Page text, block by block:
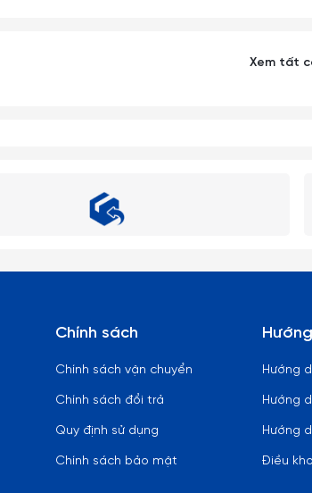
Xem tất
Chính sách
Chính sách vận chuyển
Chính sách đổi trả
Quy định sử dụng
Chính sách bảo mật
Hướng
Hướng
Hướng
Điều